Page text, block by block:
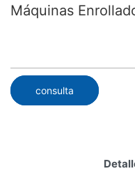
Máquinas
consulta